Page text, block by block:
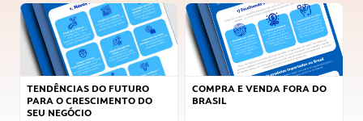
TENDÊNCIAS DO FUTURO
PARA O CRESCIMENTO DO
SEU NEGÓCIO
COMPRA E VENDA FORA DO
BRASIL